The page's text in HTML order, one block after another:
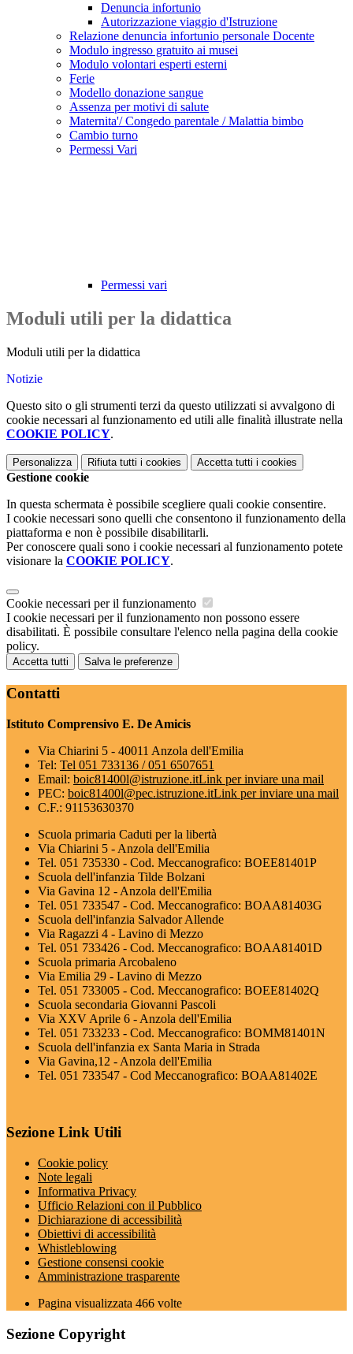
Denuncia infortunio
Autorizzazione viaggio d'Istruzione
Relazione denuncia infortunio personale Docente
Modulo ingresso gratuito ai musei
Modulo volontari esperti esterni
Ferie
Modello donazione sangue
Assenza per motivi di salute
Maternita'/ Congedo parentale / Malattia bimbo
Cambio turno
Permessi Vari
Permessi vari
Moduli utili per la didattica
Moduli utili per la didattica
Notizie
Questo sito o gli strumenti terzi da questo utilizzati si avvalgono di
cookie necessari al funzionamento ed utili alle finalità illustrate nella
COOKIE POLICY.
Personalizza Rifiuta tutti i cookies Accetta tutti i cookies
Gestione cookie
In questa schermata è possibile scegliere quali cookie consentire.
I cookie necessari sono quelli che consentono il funzionamento della
piattaforma e non è possibile disabilitarli.
Per conoscere quali sono i cookie necessari al funzionamento potete
visionare la COOKIE POLICY.
Cookie necessari per il funzionamento
I cookie necessari per il funzionamento non possono essere
disabilitati. È possibile consultare l'elenco nella pagina della cookie
policy.
Accetta tutti Salva le preferenze
Contatti
Istituto Comprensivo E. De Amicis
Via Chiarini 5 - 40011 Anzola dell'Emilia
Tel: Tel 051 733136 / 051 6507651
Email: boic81400l@istruzione.itLink per inviare una mail
PEC: boic81400l@pec.istruzione.itLink per inviare una mail
C.F.: 91153630370
Scuola primaria Caduti per la libertà
Via Chiarini 5 - Anzola dell'Emilia
Tel. 051 735330 - Cod. Meccanografico: BOEE81401P
Scuola dell'infanzia Tilde Bolzani
Via Gavina 12 - Anzola dell'Emilia
Tel. 051 733547 - Cod. Meccanografico: BOAA81403G
Scuola dell'infanzia Salvador Allende
Via Ragazzi 4 - Lavino di Mezzo
Tel. 051 733426 - Cod. Meccanografico: BOAA81401D
Scuola primaria Arcobaleno
Via Emilia 29 - Lavino di Mezzo
Tel. 051 733005 - Cod. Meccanografico: BOEE81402Q
Scuola secondaria Giovanni Pascoli
Via XXV Aprile 6 - Anzola dell'Emilia
Tel. 051 733233 - Cod. Meccanografico: BOMM81401N
Scuola dell'infanzia ex Santa Maria in Strada
Via Gavina,12 - Anzola dell'Emilia
Tel. 051 733547 - Cod Meccanografico: BOAA81402E
Sezione Link Utili
Cookie policy
Note legali
Informativa Privacy
Ufficio Relazioni con il Pubblico
Dichiarazione di accessibilità
Obiettivi di accessibilità
Whistleblowing
Gestione consensi cookie
Amministrazione trasparente
Pagina visualizzata 466 volte
Sezione Copyright